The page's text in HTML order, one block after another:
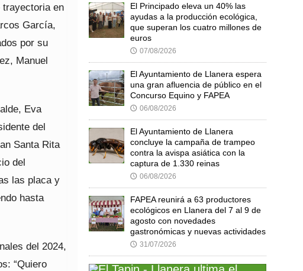
trayectoria en
García,
por su
Manuel
Eva
del
Santa Rita
del
las placa y
hasta
del 2024,
“Quiero
El Principado eleva un 40% las
ayudas a la producción ecológica,
que superan los cuatro millones de
euros
🕔 07/08/2026
El Ayuntamiento de Llanera espera
una gran afluencia de público en el
Concurso Equino y FAPEA
🕔 06/08/2026
El Ayuntamiento de Llanera
concluye la campaña de trampeo
contra la avispa asiática con la
captura de 1.330 reinas
🕔 06/08/2026
FAPEA reunirá a 63 productores
ecológicos en Llanera del 7 al 9 de
agosto con novedades
gastronómicas y nuevas actividades
🕔 31/07/2026